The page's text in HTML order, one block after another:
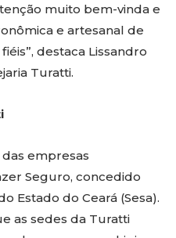
muito bem-vinda e
e artesanal de
destaca Lissandro
Turatti.
empresas
Seguro, concedido
Estado do Ceará (Sesa).
as sedes da Turatti